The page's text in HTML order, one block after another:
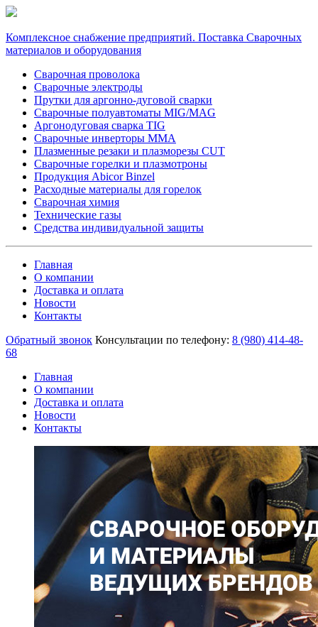
Комплексное снабжение предприятий. Поставка Сварочных
материалов и оборудования
Сварочная проволока
Сварочные электроды
Прутки для аргонно-дуговой сварки
Сварочные полуавтоматы MIG/MAG
Аргонодуговая сварка TIG
Сварочные инверторы MMA
Плазменные резаки и плазморезы CUT
Сварочные горелки и плазмотроны
Продукция Abicor Binzel
Расходные материалы для горелок
Сварочная химия
Технические газы
Средства индивидуальной защиты
Главная
О компании
Доставка и оплата
Новости
Контакты
Обратный звонок Консультации по телефону: 8 (980) 414-48-
68
Главная
О компании
Доставка и оплата
Новости
Контакты